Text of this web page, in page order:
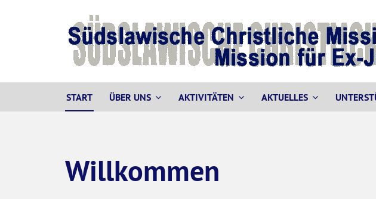
START ÜBER UNS AKTIVITÄTEN AKTUELLES
Willkommen